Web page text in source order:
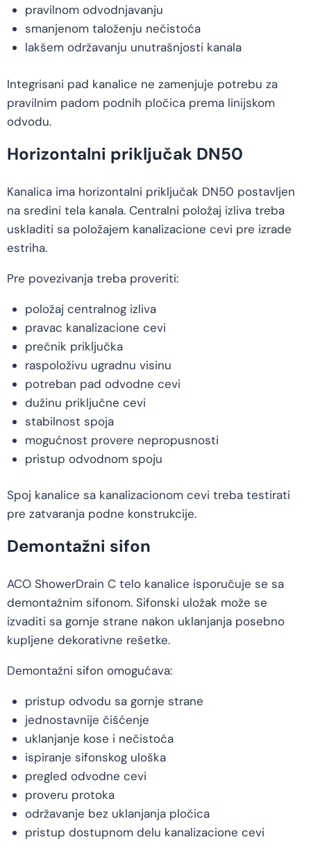
pravilnom odvodnjavanju
smanjenom taloženju nečistoća
lakšem održavanju unutrašnjosti kanala
Integrisani pad kanalice ne zamenjuje potrebu za
pravilnim padom podnih pločica prema linijskom
odvodu.
Horizontalni priključak DN50
Kanalica ima horizontalni priključak DN50 postavljen
na sredini tela kanala. Centralni položaj izliva treba
uskladiti sa položajem kanalizacione cevi pre izrade
estriha.
Pre povezivanja treba proveriti:
položaj centralnog izliva
pravac kanalizacione cevi
prečnik priključka
raspoloživu ugradnu visinu
potreban pad odvodne cevi
dužinu priključne cevi
stabilnost spoja
mogućnost provere nepropusnosti
pristup odvodnom spoju
Spoj kanalice sa kanalizacionom cevi treba testirati
pre zatvaranja podne konstrukcije.
Demontažni sifon
ACO ShowerDrain C telo kanalice isporučuje se sa
demontažnim sifonom. Sifonski uložak može se
izvaditi sa gornje strane nakon uklanjanja posebno
kupljene dekorativne rešetke.
Demontažni sifon omogućava:
pristup odvodu sa gornje strane
jednostavnije čišćenje
uklanjanje kose i nečistoća
ispiranje sifonskog uloška
pregled odvodne cevi
proveru protoka
održavanje bez uklanjanja pločica
pristup dostupnom delu kanalizacione cevi